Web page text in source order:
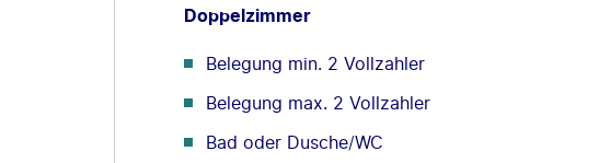
Doppelzimmer
Belegung min. 2 Vollzahler
Belegung max. 2 Vollzahler
Bad oder Dusche/WC